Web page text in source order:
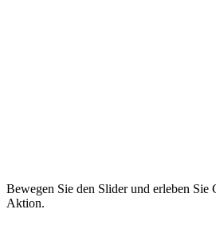
Bewegen Sie den Slider und erleben Sie
Aktion.